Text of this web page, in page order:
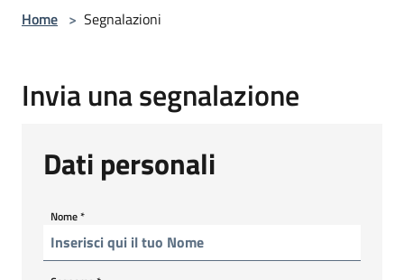
Home > Segnalazioni
Invia una segnalazione
Dati personali
Nome*